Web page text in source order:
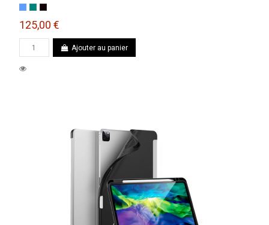
Bleu surf
Cactus
Noir
125,00 €
Ajouter au panier